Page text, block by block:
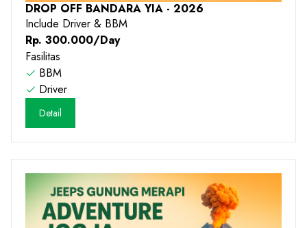
DROP OFF BANDARA YIA - 2026
Include Driver & BBM
Rp. 300.000/Day
Fasilitas
BBM
Driver
Detail